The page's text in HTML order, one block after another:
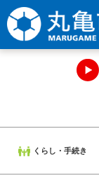
ー
ジ
の
。
ニ
ュ
ー
て
くらし・手続き